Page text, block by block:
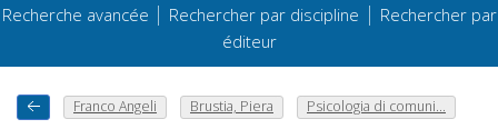
Recherche avancée | Rechercher par discipline | Rechercher par
éditeur
Franco Angeli Brustia, Piera Psicologia di comuni...